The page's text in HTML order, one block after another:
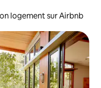
logement sur Airbnb